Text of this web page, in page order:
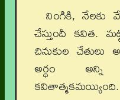
నింగికి, నేలకు
చేస్తుందీ కవిత.
చినుకుల
అర్థం అన్ని